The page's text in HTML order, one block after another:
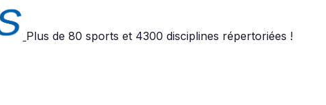
Plus de 80 sports et 4300 disciplines répertoriées !